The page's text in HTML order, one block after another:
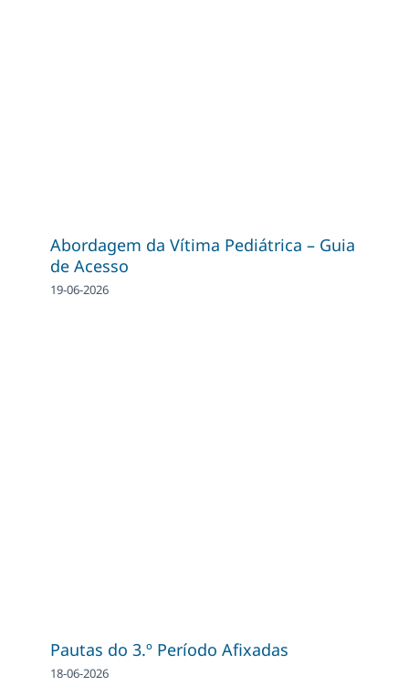
Abordagem da Vítima Pediátrica – Guia
de Acesso
19-06-2026
Pautas do 3.º Período Afixadas
18-06-2026